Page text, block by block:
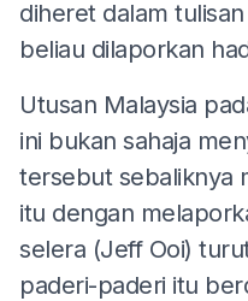
diheret dalam
beliau dilaporkan
Utusan Malaysia
ini bukan sahaja
tersebut sebaliknya
itu dengan
selera (Jeff Ooi)
paderi-paderi itu